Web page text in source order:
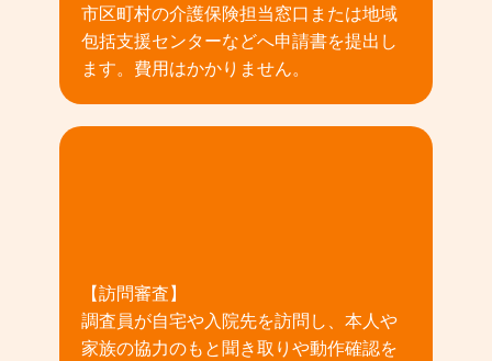
市区町村の介護保険担当窓口または地域
包括支援センターなどへ申請書を提出し
ます。費用はかかりません。
【訪問審査】
調査員が自宅や入院先を訪問し、本人や
家族の協力のもと聞き取りや動作確認を